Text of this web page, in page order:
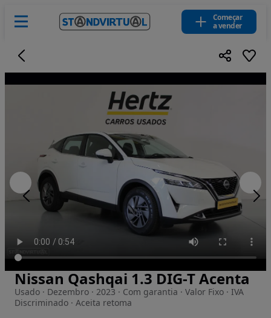
Começar
a vender
Imagem 1 de 25
Nissan Qashqai 1.3 DIG-T Acenta
Usado · Dezembro · 2023 · Com garantia · Valor Fixo · IVA
Discriminado · Aceita retoma